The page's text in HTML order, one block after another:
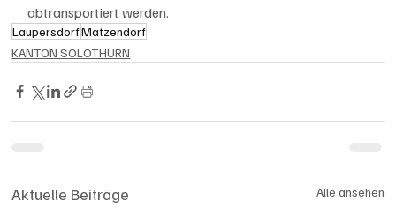
abtransportiert werden.
LaupersdorfMatzendorf
KANTON SOLOTHURN
Aktuelle Beiträge Alle ansehen